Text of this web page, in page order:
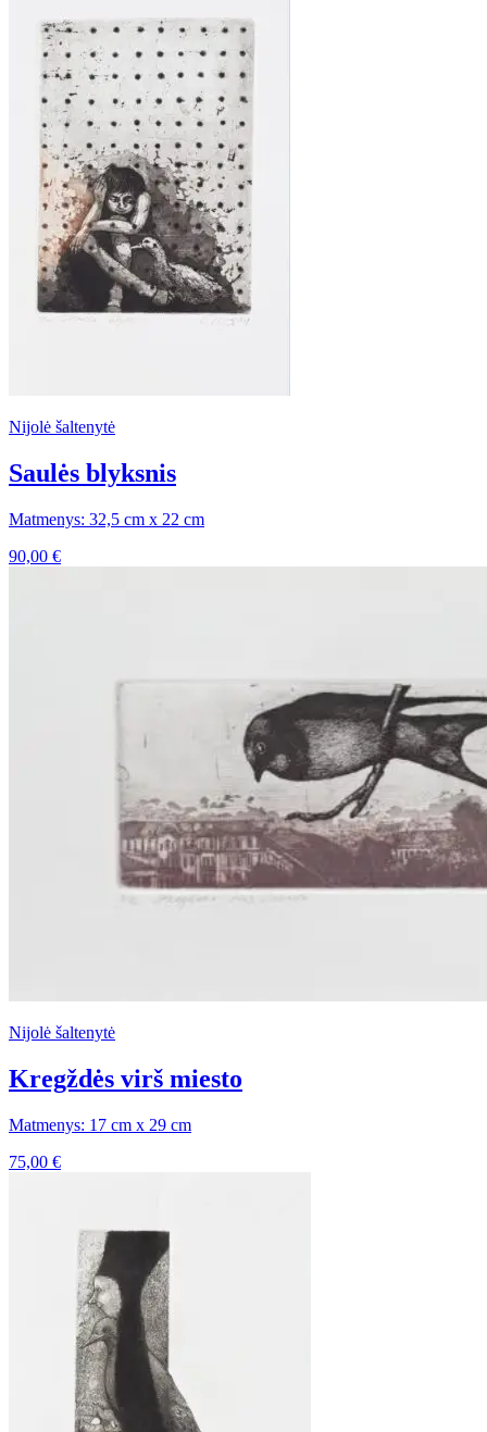
Nijolė šaltenytė
Saulės blyksnis
Matmenys: 32,5 cm x 22 cm
90,00 €
Nijolė šaltenytė
Kregždės virš miesto
Matmenys: 17 cm x 29 cm
75,00 €